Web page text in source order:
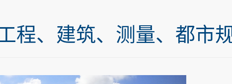
程、建筑、测量、都市